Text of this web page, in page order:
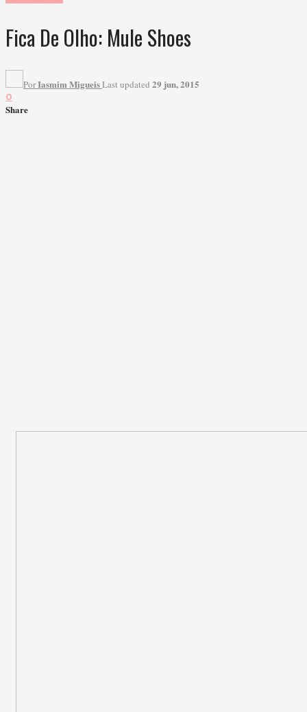
Fica De Olho: Mule Shoes
PorIasmim MigueisLast updated 29 jun, 2015
0
Share